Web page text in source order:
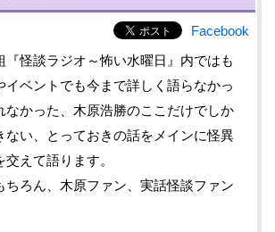
Facebook
『怪談ラジオ～怖い水曜日』内ではも
イベントでも今まで詳しく語らなかっ
かった、木原浩勝のここだけでしか
ない、とっておきの話をメインに怪異
えて語ります。
ちろん、木原ファン、実話怪談ファン